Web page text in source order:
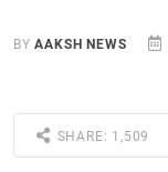
BYAAKSH NEWS
SHARE: 1,509